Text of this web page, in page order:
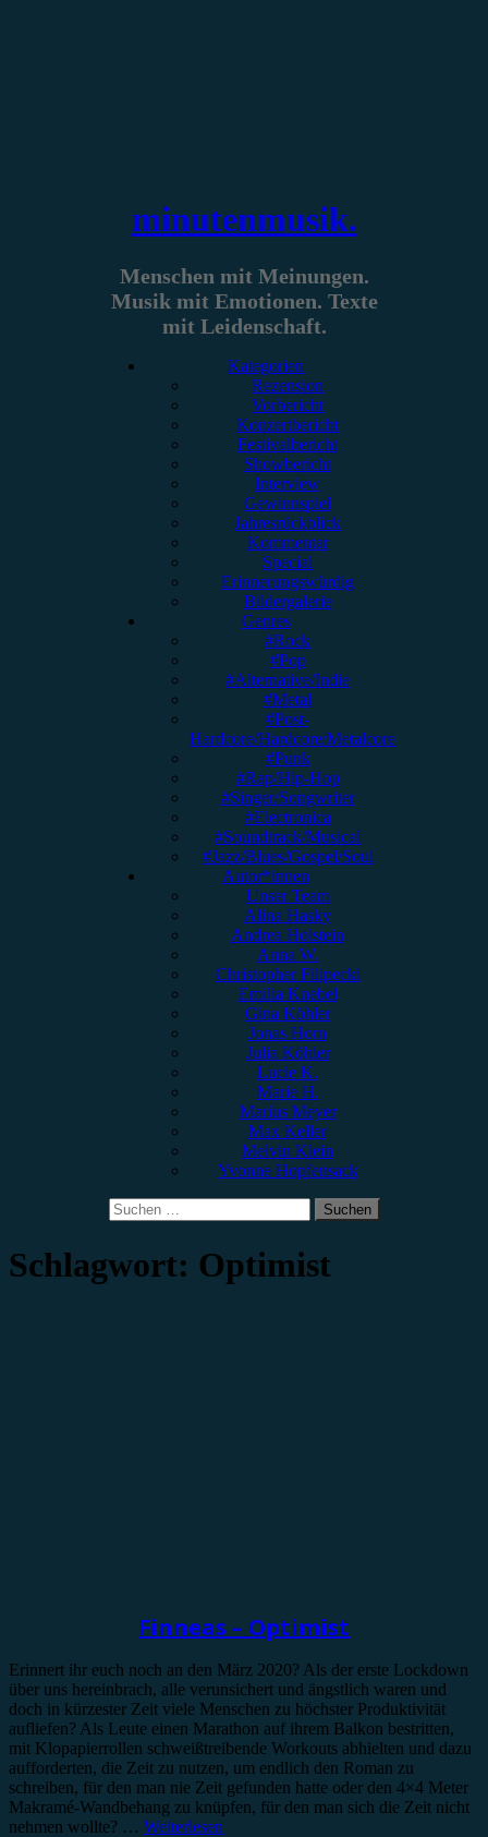
minutenmusik.
Menschen mit Meinungen.
Musik mit Emotionen. Texte
mit Leidenschaft.
Kategorien
Rezension
Vorbericht
Konzertbericht
Festivalbericht
Showbericht
Interview
Gewinnspiel
Jahresrückblick
Kommentar
Special
Erinnerungswürdig
Bildergalerie
Genres
#Rock
#Pop
#Alternative/Indie
#Metal
#Post-
Hardcore/Hardcore/Metalcore
#Punk
#Rap/Hip-Hop
#Singer/Songwriter
#Electronica
#Soundtrack/Musical
#Jazz/Blues/Gospel/Soul
Autor*innen
Unser Team
Alina Hasky
Andrea Holstein
Anna W.
Christopher Filipecki
Emilia Knebel
Gina Köhler
Jonas Horn
Julia Köhler
Lucie K.
Marie H.
Marius Meyer
Max Keller
Melvin Klein
Yvonne Hopfensack
Suchen
nach:
Schlagwort: Optimist
Finneas – Optimist
Erinnert ihr euch noch an den März 2020? Als der erste Lockdown
über uns hereinbrach, alle verunsichert und ängstlich waren und
doch in kürzester Zeit viele Menschen zu höchster Produktivität
aufliefen? Als Leute einen Marathon auf ihrem Balkon bestritten,
mit Klopapierrollen schweißtreibende Workouts abhielten und dazu
aufforderten, die Zeit zu nutzen, um endlich den Roman zu
schreiben, für den man nie Zeit gefunden hatte oder den 4×4 Meter
Makramé-Wandbehang zu knüpfen, für den man sich die Zeit nicht
nehmen wollte? … Weiterlesen